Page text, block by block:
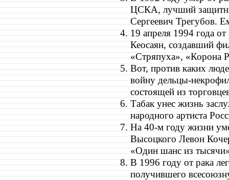
ЦСКА, лучший
Сергеевич Трегубов.
19 апреля 1994 года
Кеосаян, создавший
«Стряпуха», «Корона
Вот, против каких
войну дельцы-
состоящей из
Табак унес жизнь
народного артиста
На 40-м году жизни
Высоцкого Левон
«Один шанс из
В 1996 году от рака
получившего